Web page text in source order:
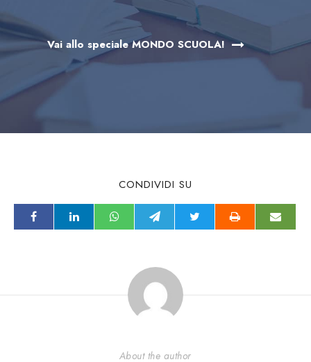
Vai allo speciale MONDO SCUOLA!
CONDIVIDI SU
About the author